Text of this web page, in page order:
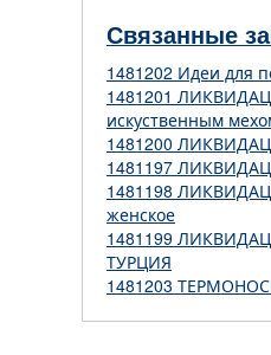
Связанные
1481202 Идеи для
1481201
искуственным
1481200
1481197
1481198
женское
1481199
ТУРЦИЯ
1481203